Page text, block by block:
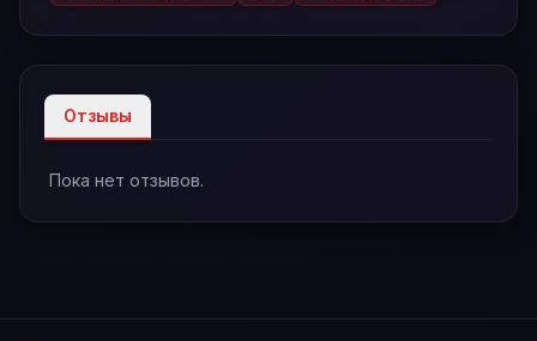
Отзывы
Пока нет отзывов.